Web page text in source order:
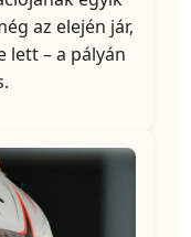
az elején jár,
lett – a pályán